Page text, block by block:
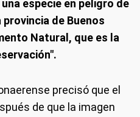
especie en peligro de
de Buenos
Natural, que es la
precisó que el
de que la imagen